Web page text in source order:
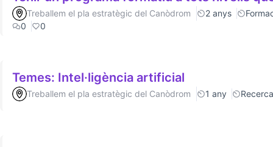
Treballem el pla estratègic del Canòdrom 2 anys
0
0
Temes: Intel·ligència artificial
Treballem el pla estratègic del Canòdrom 1 any Recerca